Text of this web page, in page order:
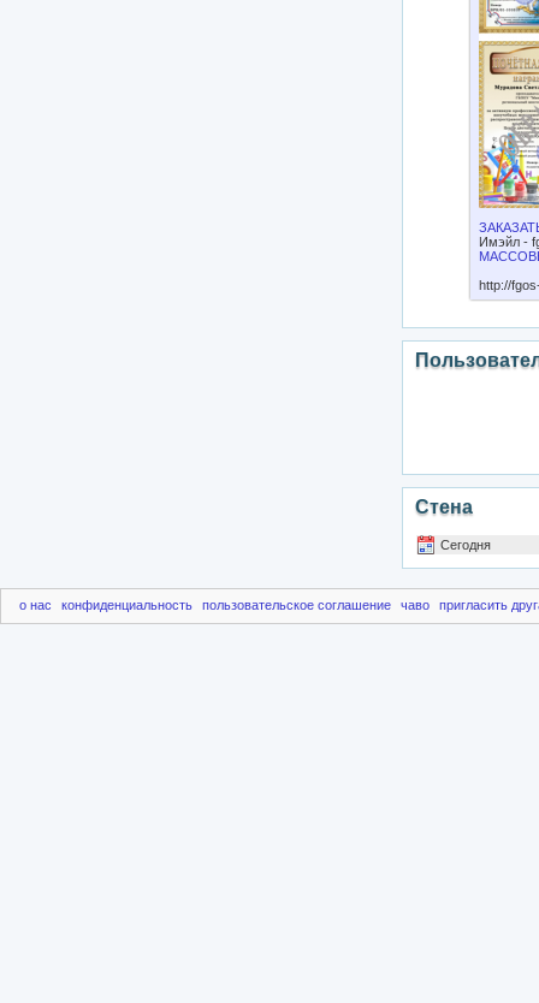
Имэйл -
http://
Стена
Сегодня
о нас конфиденциальность пользовательское соглашение чаво пригласить